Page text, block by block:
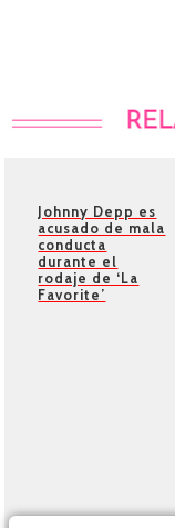
Johnny Depp es
acusado de mala
conducta
durante el
rodaje de ‘La
Favorite’